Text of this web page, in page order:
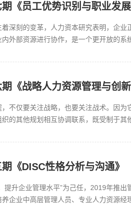
《员工优势识别与职业发展
深刻的变革，人力资本研究表明，企
外部资源进行协作，是一个更开放的系
《战略人力资源管理与创新
不仅要关注战略，也要关注战术。因
的其他规划相互协调联系，既受制于其
《DISC性格分析与沟通》
提升企业管理水平”为己任，2019年推
企业中高层管理人员、专业人力资源经